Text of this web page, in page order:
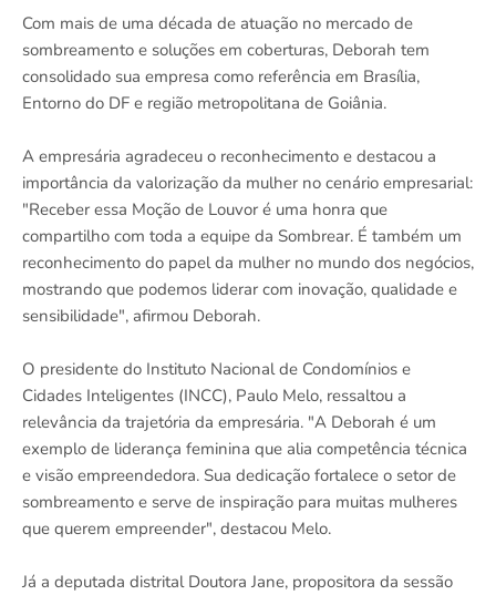
Com mais de uma década de atuação no mercado de
sombreamento e soluções em coberturas, Deborah tem
consolidado sua empresa como referência em Brasília,
Entorno do DF e região metropolitana de Goiânia.
A empresária agradeceu o reconhecimento e destacou a
importância da valorização da mulher no cenário empresarial:
"Receber essa Moção de Louvor é uma honra que
compartilho com toda a equipe da Sombrear. É também um
reconhecimento do papel da mulher no mundo dos negócios,
mostrando que podemos liderar com inovação, qualidade e
sensibilidade", afirmou Deborah.
O presidente do Instituto Nacional de Condomínios e
Cidades Inteligentes (INCC), Paulo Melo, ressaltou a
relevância da trajetória da empresária. "A Deborah é um
exemplo de liderança feminina que alia competência técnica
e visão empreendedora. Sua dedicação fortalece o setor de
sombreamento e serve de inspiração para muitas mulheres
que querem empreender", destacou Melo.
Já a deputada distrital Doutora Jane, propositora da sessão